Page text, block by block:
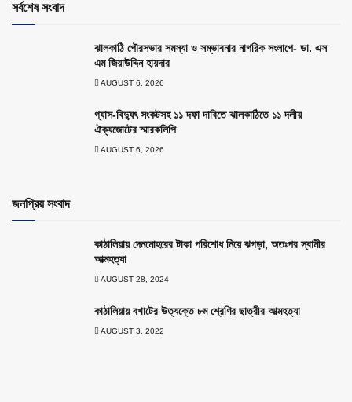
সর্বশেষ সংবাদ
ঝালকাঠি পৌরসভার সমস্যা ও সম্ভাবনার নাগরিক সংলাপে- ডা. এস
এম জিয়াউদ্দিন হায়দার
AUGUST 6, 2026
গ্যাস-বিদ্যুৎ সংকটসহ ১১ দফা দাবিতে ঝালকাঠিতে ১১ দলীয়
ঐক্যজোটের স্মারকলিপি
AUGUST 6, 2026
জনপ্রিয় সংবাদ
কাঠালিয়ায় দেনমোহরের টাকা পরিশোধ নিয়ে ঝগড়া, অতঃপর স্বামীর
আত্মহত্যা
AUGUST 28, 2024
কাঠালিয়ায় বখাটের উত্যক্তে ৮ম শ্রেণির ছাত্রীর আত্মহত্যা
AUGUST 3, 2022